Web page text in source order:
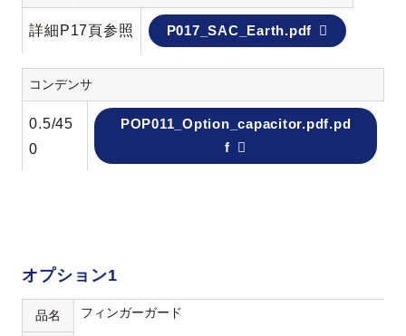
詳細P17頁参照 P017_SAC_Earth.pdf
コンデンサ
0.5/45
0
POP011_Option_capacitor.pdf.pd
f
オプション1
品名 フィンガーガード